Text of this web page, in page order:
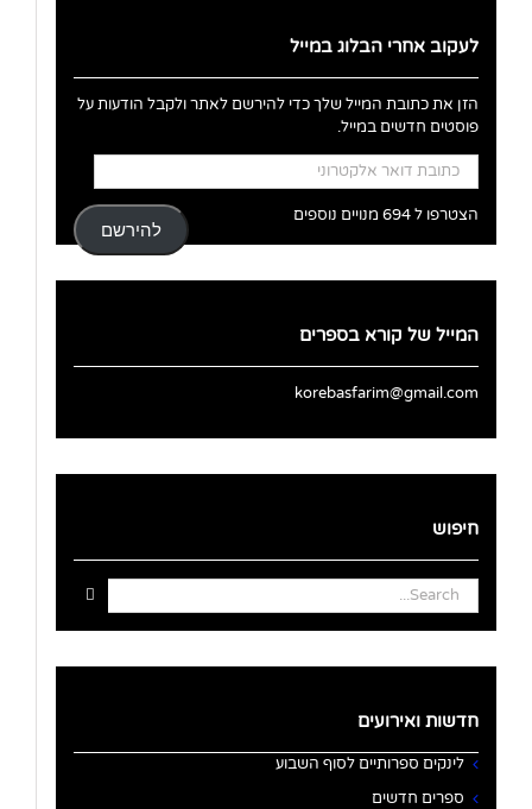
לעקוב אחרי הבלוג במייל
הזן את כתובת המייל שלך כדי להירשם לאתר ולקבל הודעות על
פוסטים חדשים במייל.
כתובת
דואר
אלקטרוני
להירשם
הצטרפו ל 694 מנויים נוספים
המייל של קורא בספרים
korebasfarim@gmail.com
חיפוש
Search
for:
חדשות ואירועים
לינקים ספרותיים לסוף השבוע
ספרים חדשים